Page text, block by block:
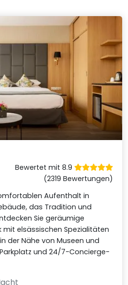
Bewertet mit 8.9
(2319 Bewertungen)
Aufenthalt in
das Tradition und
Sie geräumige
mit elsässischen Spezialitäten
der Nähe von Museen und
und 24/7-Concierge-